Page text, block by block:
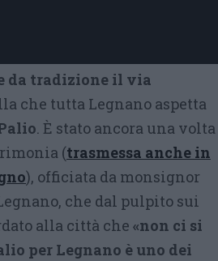
da tradizione il via
che tutta Legnano aspetta
. È stato ancora una volta
(trasmessa anche in
), officiata da monsignor
che dal pulpito sui
alla città che «non ci si
per Legnano è uno dei